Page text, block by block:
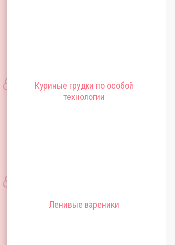
Куриные грудки по особой
технологии
Ленивые вареники